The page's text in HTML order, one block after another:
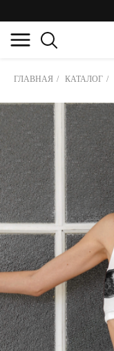
ГЛАВНАЯ / КАТАЛОГ /